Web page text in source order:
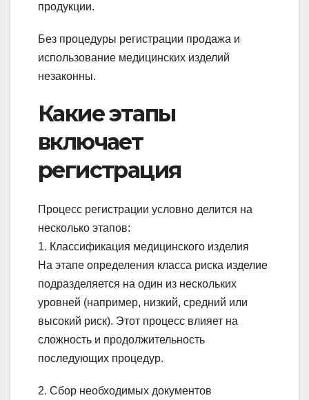
продукции.
Без процедуры регистрации продажа и
использование медицинских изделий
незаконны.
Какие этапы
включает
регистрация
Процесс регистрации условно делится на
несколько этапов:
1. Классификация медицинского изделия
На этапе определения класса риска изделие
подразделяется на один из нескольких
уровней (например, низкий, средний или
высокий риск). Этот процесс влияет на
сложность и продолжительность
последующих процедур.
2. Сбор необходимых документов